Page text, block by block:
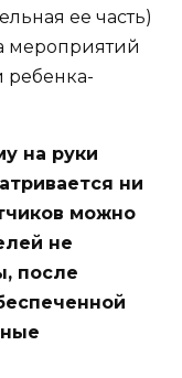
ее часть)
мероприятий
ребенка-
на руки
ни
можно
не
после